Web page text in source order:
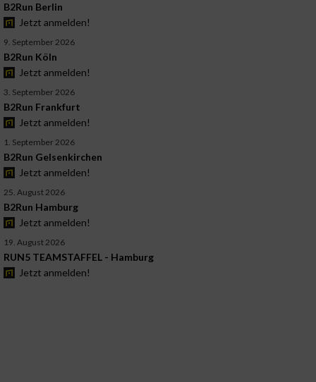
B2Run Berlin
Jetzt anmelden!
9. September 2026
B2Run Köln
Jetzt anmelden!
3. September 2026
B2Run Frankfurt
Jetzt anmelden!
1. September 2026
B2Run Gelsenkirchen
Jetzt anmelden!
25. August 2026
B2Run Hamburg
Jetzt anmelden!
19. August 2026
RUN5 TEAMSTAFFEL - Hamburg
Jetzt anmelden!